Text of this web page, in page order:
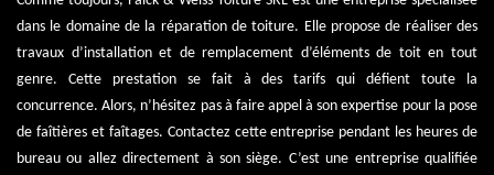
dans le domaine de la réparation de toiture. Elle propose de réaliser des
travaux d’installation et de remplacement d’éléments de toit en tout
genre. Cette prestation se fait à des tarifs qui défient toute la
concurrence. Alors, n’hésitez pas à faire appel à son expertise pour la pose
de faîtières et faîtages. Contactez cette entreprise pendant les heures de
bureau ou allez directement à son siège. C’est une entreprise qualifiée